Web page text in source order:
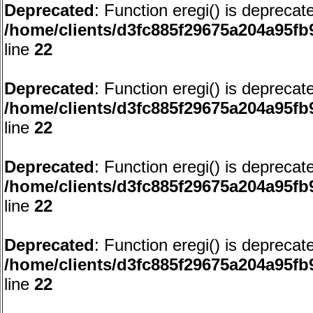
Deprecated: Function eregi() is
/home/clients/
line 22
Deprecated: Function eregi() is
/home/clients/
line 22
Deprecated: Function eregi() is
/home/clients/
line 22
Deprecated: Function eregi() is
/home/clients/
line 22